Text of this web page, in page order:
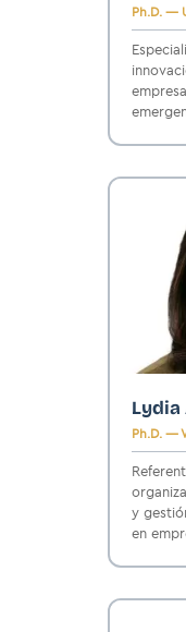
Ph.D. —
Lydia
Ph.D. —
y
en